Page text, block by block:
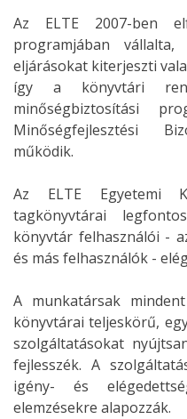
Az ELTE 2007-ben
programjában
eljárásokat kiterjeszti
így a könyvtári
minőségbiztosítási
Minőségfejlesztési
működik.
Az ELTE Egyetemi
tagkönyvtárai
könyvtár felhasználói -
és más felhasználók -
A munkatársak
könyvtárai teljeskörű,
szolgáltatásokat
fejlesszék. A
igény- és
elemzésekre alapozzák.